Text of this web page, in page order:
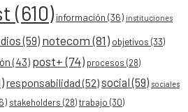
(610) información (36) instituciones
(59) notecom(81) objetivos (33)
(43) post+(74) procesos (28)
responsabilidad(52)social(59) sociales
stakeholders (28)trabajo (30)